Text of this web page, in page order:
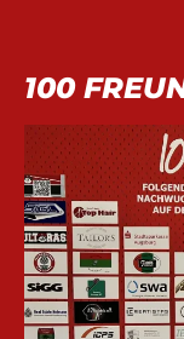
100